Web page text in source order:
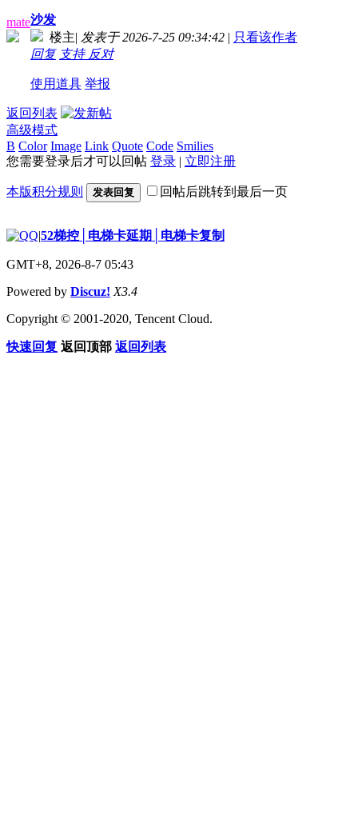
mate沙发
楼主| 发表于 2026-7-25 09:34:42 | 只看该作者
回复 支持 反对
使用道具 举报
返回列表
高级模式
B Color Image Link Quote Code Smilies
您需要登录后才可以回帖 登录 | 立即注册
本版积分规则 发表回复 回帖后跳转到最后一页
|52梯控│电梯卡延期│电梯卡复制
GMT+8, 2026-8-7 05:43
Powered by Discuz! X3.4
Copyright © 2001-2020, Tencent Cloud.
快速回复 返回顶部 返回列表